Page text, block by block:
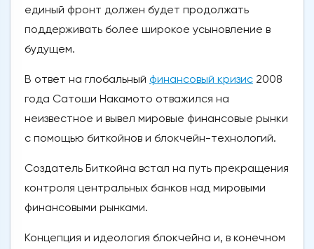
единый фронт должен будет продолжать
поддерживать более широкое усыновление в
будущем.
В ответ на глобальный финансовый кризис 2008
года Сатоши Накамото отважился на
неизвестное и вывел мировые финансовые рынки
с помощью биткойнов и блокчейн-технологий.
Создатель Биткойна встал на путь прекращения
контроля центральных банков над мировыми
финансовыми рынками.
Концепция и идеология блокчейна и, в конечном